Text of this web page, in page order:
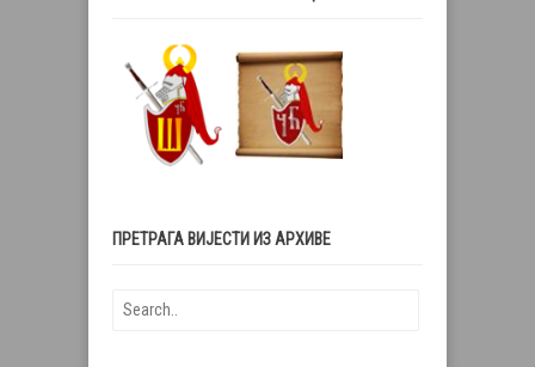
ПРЕТРАГА ВИЈЕСТИ ИЗ АРХИВЕ